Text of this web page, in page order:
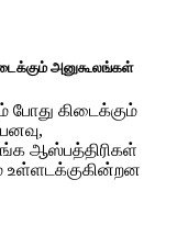
அனுகூலங்கள்
போது கிடைக்கும்
ஆஸ்பத்திரிகள்
உள்ளடக்குகின்றன